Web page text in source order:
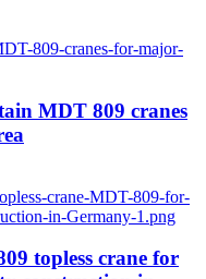
MDT 809 cranes
topless crane for